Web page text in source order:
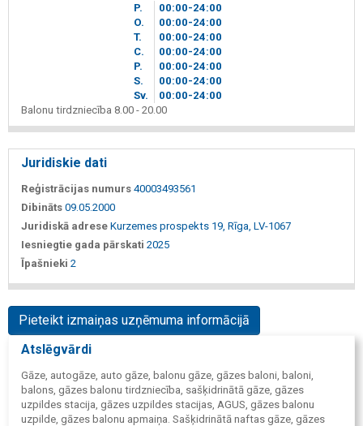
P. 00 00-24 00
O.
00 00-24 00
T.
00 00-24 00
C.
00 00-24 00
P.
00 00-24 00
S.
00 00-24 00
Sv.
00 00-24 00
Balonu tirdzniecība 8.00 - 20.00
Juridiskie dati
Reģistrācijas numurs 40003493561
Dibināts 09.05.2000
Juridiskā adrese Kurzemes prospekts 19, Rīga, LV-1067
Iesniegtie gada pārskati 2025
Īpašnieki 2
Pieteikt izmaiņas uzņēmuma informācijā
Atslēgvārdi
Gāze, autogāze, auto gāze, balonu gāze, gāzes baloni, baloni,
balons, gāzes balonu tirdzniecība, sašķidrinātā gāze, gāzes
uzpildes stacija, gāzes uzpildes stacijas, AGUS, gāzes balonu
uzpilde, gāzes balonu apmaiņa. Sašķidrinātā naftas gāze, gāzes